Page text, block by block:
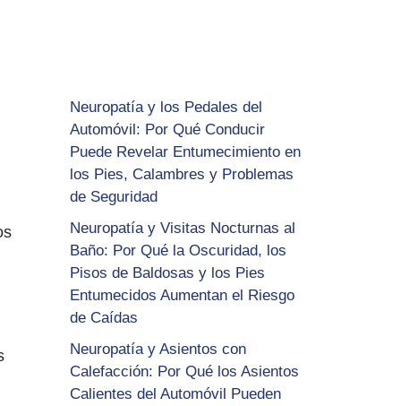
Neuropatía y los Pedales del
Automóvil: Por Qué Conducir
Puede Revelar Entumecimiento en
los Pies, Calambres y Problemas
de Seguridad
Neuropatía y Visitas Nocturnas al
Baño: Por Qué la Oscuridad, los
Pisos de Baldosas y los Pies
Entumecidos Aumentan el Riesgo
de Caídas
Neuropatía y Asientos con
Calefacción: Por Qué los Asientos
Calientes del Automóvil Pueden